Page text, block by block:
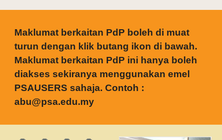
Maklumat berkaitan PdP boleh di muat
turun dengan klik butang ikon di bawah.
Maklumat berkaitan PdP ini hanya boleh
diakses sekiranya menggunakan emel
PSAUSERS sahaja. Contoh :
abu@psa.edu.my